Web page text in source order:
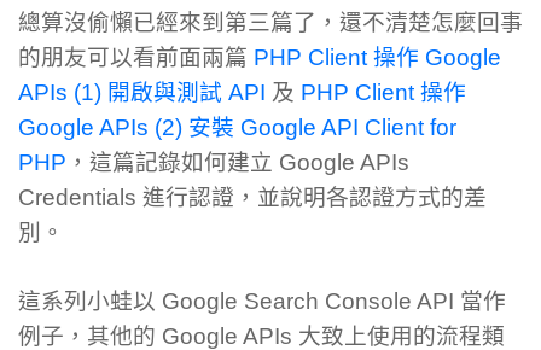
總算沒偷懶已經來到第三篇了，還不清楚怎麼回事
的朋友可以看前面兩篇 PHP Client 操作 Google
APIs (1) 開啟與測試 API 及 PHP Client 操作
Google APIs (2) 安裝 Google API Client for
PHP ，這篇記錄如何建立 Google APIs
Credentials 進行認證，並說明各認證方式的差
別。
這系列小蛙以 Google Search Console API 當作
例子，其他的 Google APIs 大致上使用的流程類